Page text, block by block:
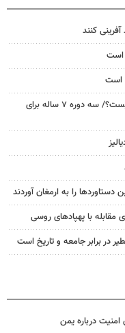
آفرینی کنند
است
است
«تربیت صامت» در خصوص کودکان چیست؟/ سه دوره ۷ ساله برای
دستاوردها را به ارمغان آوردند
مقابله با پهپادهای روسی
در برابر جامعه و تاریخ است
درباره یمن